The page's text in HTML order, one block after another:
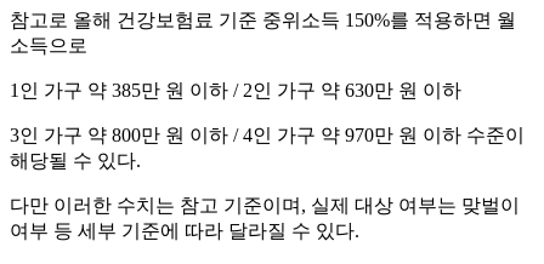
참고로 올해 건강보험료 기준 중위소득 150%를 적용하면 월
소득으로
1인 가구 약 385만 원 이하 / 2인 가구 약 630만 원 이하
3인 가구 약 800만 원 이하 / 4인 가구 약 970만 원 이하 수준이
해당될 수 있다.
다만 이러한 수치는 참고 기준이며, 실제 대상 여부는 맞벌이
여부 등 세부 기준에 따라 달라질 수 있다.